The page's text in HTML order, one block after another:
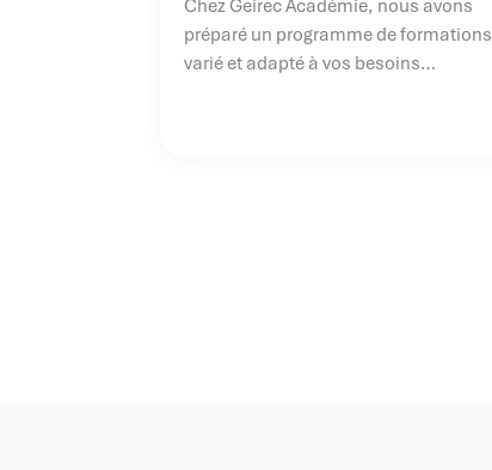
Chez Geirec Académie, nous avons
préparé un programme de formations
varié et adapté à vos besoins